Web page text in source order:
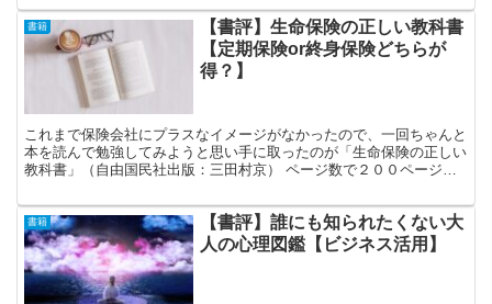
書籍
【書評】生命保険の正しい教科書
【定期保険or終身保険どちらが
得？】
これまで保険会社にプラスなイメージがなかったので、一回ちゃんと
本を読んで勉強してみようと思い手に取ったのが「生命保険の正しい
教科書」（自由国民社出版：三田村京） ページ数で２００ページ程
書籍
【書評】誰にも知られたくない大
人の心理図鑑【ビジネス活用】